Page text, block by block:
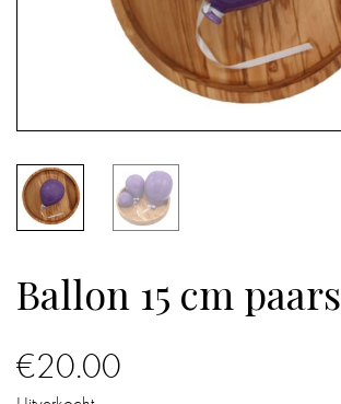
CADEAUS
Ballon 15 cm paars
€20.00